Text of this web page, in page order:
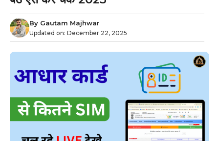
By Gautam Majhwar
Updated on: December 22, 2025